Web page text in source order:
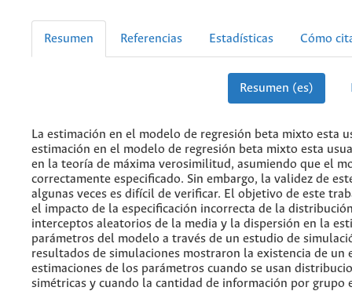
Resumen Referencias Estadísticas Cómo
Resumen (es)
La estimación en el modelo de regresión beta mixto esta
estimación en el modelo de regresión beta mixto esta
en la teoría de máxima verosimilitud, asumiendo que el
correctamente especificado. Sin embargo, la validez de
algunas veces es difícil de verificar. El objetivo de este
el impacto de la especificación incorrecta de la
interceptos aleatorios de la media y la dispersión en la
parámetros del modelo a través de un estudio de
resultados de simulaciones mostraron la existencia de un
estimaciones de los parámetros cuando se usan
simétricas y cuando la cantidad de información por grupo